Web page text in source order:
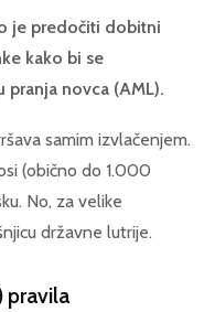
je predočiti dobitni
kako bi se
pranja novca (AML).
samim izvlačenjem.
(obično do 1.000
No, za velike
državne lutrije.
pravila